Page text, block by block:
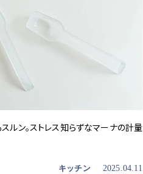
ルン。ストレス知らずなマーナの計量
キッチン 2025.04.11